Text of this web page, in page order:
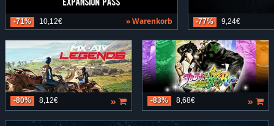
-71% 10,12€ » Warenkorb -77% 9,24€
-80% 8,12€ » -83% 8,68€ »